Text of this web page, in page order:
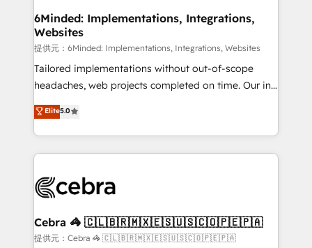
from other CRMs to HubSpot without data loss or
downtime. 🔹 RevOps Strategy: Align teams,
processes, and data to drive revenue efficiency. 🔹
Integrations: Connect HubSpot with your tech stack
for better adoption. 🔹 Custom Solutions: Build
SOC 2 Type II and ISO 27001 certified, reinforcing
our commitment to data security and compliance. At
6Minded: Implementations, Integrations,
Websites
提供元：6Minded: Implementations, Integrations, Websites
Tailored implementations without out-of-scope
headaches, web projects completed on time. Our in-
house team of certified CRM architects, experts,
developers, designers, and marketers handles all
aspects of your HubSpot. ✨ 400+ global clients ✨
100+ seamless migrations from 15+ different CRMs
implementations, and 5,000+ pages ✨ CS: Clients
CS: 245% organic growth & +751% new visitors for a
full-funnel HubSpot project ✨ CS: 415% conversion
Elite5.0
Cebra 🦓 🇨🇱🇧🇷🇲🇽🇪🇸🇺🇸🇨🇴🇵🇪🇵🇦
提供元：Cebra 🦓 🇨🇱🇧🇷🇲🇽🇪🇸🇺🇸🇨🇴🇵🇪🇵🇦